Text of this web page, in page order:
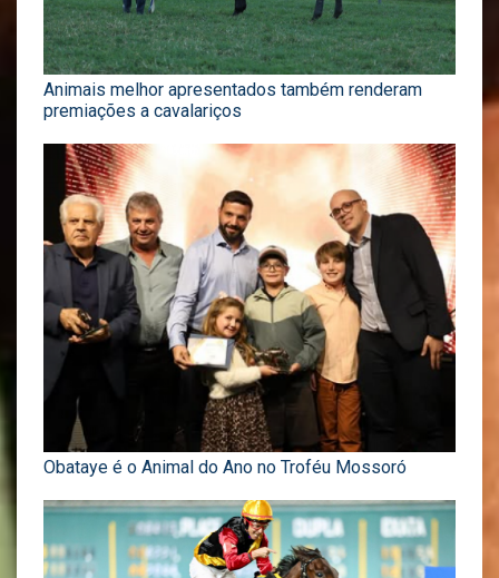
Animais melhor apresentados também renderam
premiações a cavalariços
Obataye é o Animal do Ano no Troféu Mossoró